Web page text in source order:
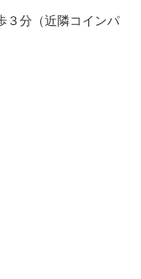
３分（近隣コインパ